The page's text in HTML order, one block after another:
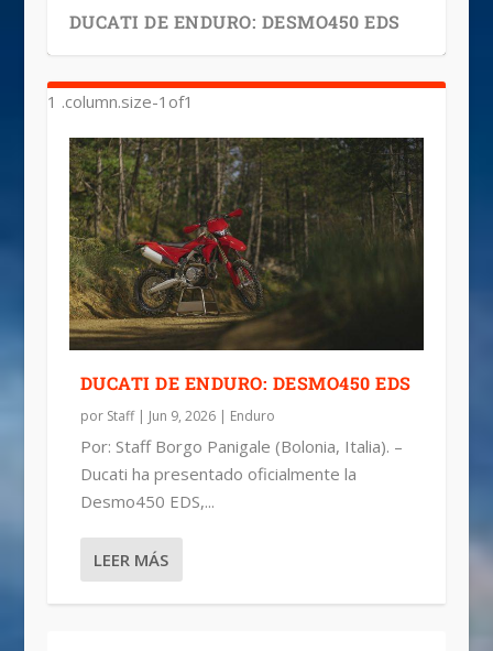
DUCATI DE ENDURO: DESMO450 EDS
DUCATI DE ENDURO: DESMO450 EDS
por Staff| Jun 9, 2026| Enduro
Por: Staff Borgo Panigale (Bolonia, Italia). –
Ducati ha presentado oficialmente la
Desmo450 EDS,...
LEER MÁS